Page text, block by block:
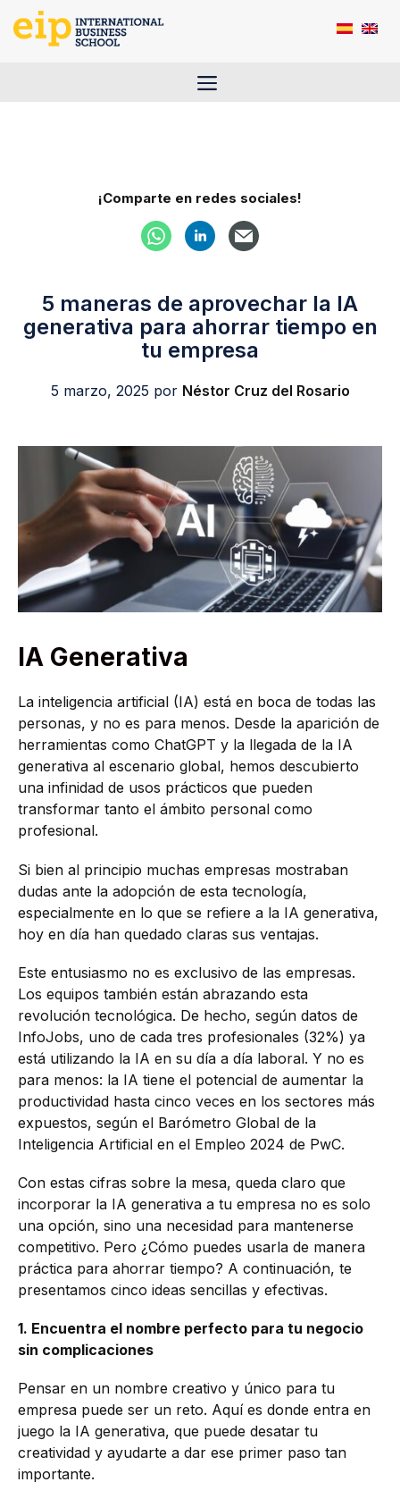
Saltar
Menú
¡Comparte en redes sociales!
5 maneras de aprovechar la IA
generativa para ahorrar tiempo en
tu empresa
5 marzo, 2025 por Néstor Cruz del Rosario
IA Generativa
La inteligencia artificial (IA) está en boca de todas las
personas, y no es para menos. Desde la aparición de
herramientas como ChatGPT y la llegada de la IA
generativa al escenario global, hemos descubierto
una infinidad de usos prácticos que pueden
transformar tanto el ámbito personal como
profesional.
Si bien al principio muchas empresas mostraban
dudas ante la adopción de esta tecnología,
especialmente en lo que se refiere a la IA generativa,
hoy en día han quedado claras sus ventajas.
Este entusiasmo no es exclusivo de las empresas.
Los equipos también están abrazando esta
revolución tecnológica. De hecho, según datos de
InfoJobs, uno de cada tres profesionales (32%) ya
está utilizando la IA en su día a día laboral. Y no es
para menos: la IA tiene el potencial de aumentar la
productividad hasta cinco veces en los sectores más
expuestos, según el Barómetro Global de la
Inteligencia Artificial en el Empleo 2024 de PwC.
Con estas cifras sobre la mesa, queda claro que
incorporar la IA generativa a tu empresa no es solo
una opción, sino una necesidad para mantenerse
competitivo. Pero ¿Cómo puedes usarla de manera
práctica para ahorrar tiempo? A continuación, te
presentamos cinco ideas sencillas y efectivas.
1. Encuentra el nombre perfecto para tu negocio
sin complicaciones
Pensar en un nombre creativo y único para tu
empresa puede ser un reto. Aquí es donde entra en
juego la IA generativa, que puede desatar tu
creatividad y ayudarte a dar ese primer paso tan
importante.